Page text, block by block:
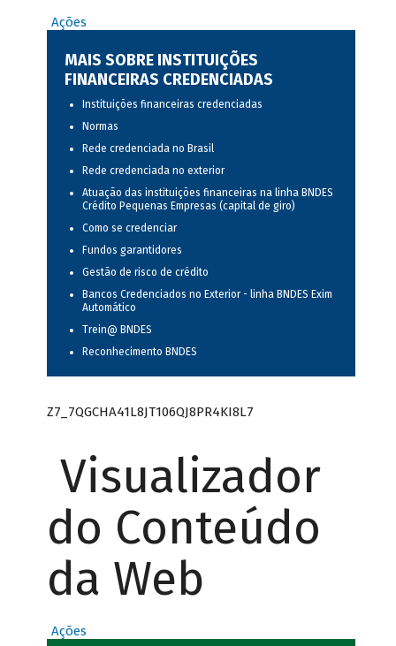
Ações
MAIS SOBRE INSTITUIÇÕES
FINANCEIRAS CREDENCIADAS
Instituições financeiras credenciadas
Normas
Rede credenciada no Brasil
Rede credenciada no exterior
Atuação das instituições financeiras na linha BNDES
Crédito Pequenas Empresas (capital de giro)
Como se credenciar
Fundos garantidores
Gestão de risco de crédito
Bancos Credenciados no Exterior - linha BNDES Exim
Automático
Trein@ BNDES
Reconhecimento BNDES
Z7_7QGCHA41L8JT106QJ8PR4KI8L7
Visualizador
do Conteúdo
da Web
Ações